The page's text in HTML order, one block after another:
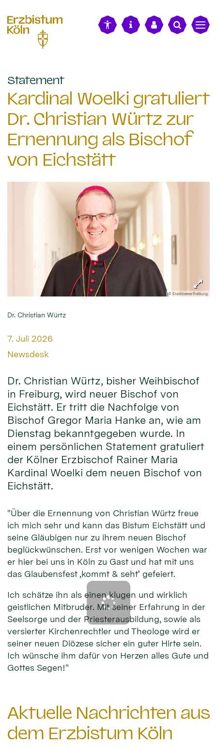
Statement:
Kardinal Woelki gratuliert
Dr. Christian Würtz zur
Ernennung als Bischof
von Eichstätt
© Erzdiözese Freiburg
Dr. Christian Würtz
Datum:
7. Juli 2026
Von:
Newsdesk
Dr. Christian Würtz, bisher Weihbischof
in Freiburg, wird neuer Bischof von
Eichstätt. Er tritt die Nachfolge von
Bischof Gregor Maria Hanke an, wie am
Dienstag bekanntgegeben wurde. In
einem persönlichen Statement gratuliert
der Kölner Erzbischof Rainer Maria
Kardinal Woelki dem neuen Bischof von
Eichstätt.
"Über die Ernennung von Christian Würtz freue
ich mich sehr und kann das Bistum Eichstätt und
seine Gläubigen nur zu ihrem neuen Bischof
beglückwünschen. Erst vor wenigen Wochen war
er hier bei uns in Köln zu Gast und hat mit uns
das Glaubensfest ‚kommt & seht‘ gefeiert.
Ich schätze ihn als einen klugen und wirklich
geistlichen Mitbruder. Mit seiner Erfahrung in der
Seelsorge und der Priesterausbildung, sowie als
versierter Kirchenrechtler und Theologe wird er
seiner neuen Diözese sicher ein guter Hirte sein.
Ich wünsche ihm dafür von Herzen alles Gute und
Gottes Segen!"
Aktuelle Nachrichten aus
dem Erzbistum Köln